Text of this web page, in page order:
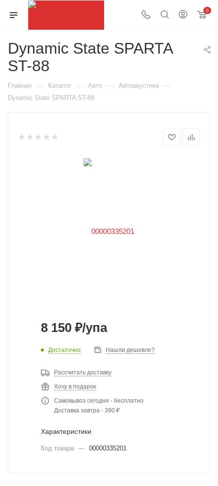
0
Dynamic State SPARTA
ST-88
Главная — Каталог — Авто — Автоакустика —
Dynamic State SPARTA ST-88
8 150 ₽/упа
Достаточно Нашли дешевле?
Рассчитать доставку
Хочу в подарок
Самовывоз сегодня - бесплатно
Доставка завтра - 390 ₽
Характеристики
Код товара — 00000335201